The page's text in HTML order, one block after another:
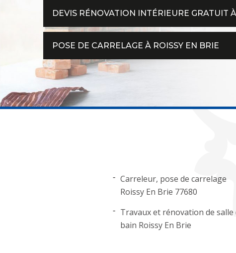
DEVIS RÉNOVATION INTÉRIEURE GRATUIT
POSE DE CARRELAGE À ROISSY EN BRIE
Carreleur, pose de carrelage
Roissy En Brie 77680
Travaux et rénovation de salle
bain Roissy En Brie